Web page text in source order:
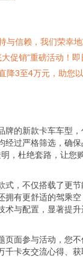
与信赖，我们荣幸
促销”重磅活动！即
降3至4万元，助您
牌的新款卡车车型
经过严格筛选，确保
，杜绝套路，让您
式，不仅搭载了更
拥有更舒适的驾乘空
术与配置，显著提升
页面参与活动，您
千卡友交流心得、获